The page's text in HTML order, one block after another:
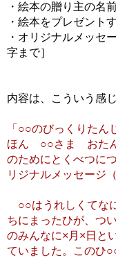
・絵本の贈り主の名
・絵本をプレゼント
・オリジナルメッセ
字まで］
内容は、こういう感じ
「○○のびっくりた
ほん ○○さま おたん
のためにとくべつに
リジナルメッセー
○○はうれしくてな
ちにまったひが、つ
のみんなに×月×日と
ていました。このひ